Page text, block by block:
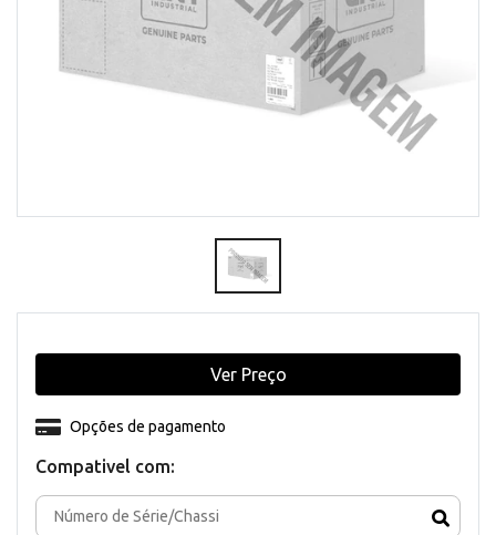
Compativel com:
Opções de pagamento
Ver Preço